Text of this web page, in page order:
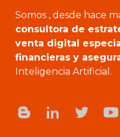
Somos , desde hace
consultora de
venta digital
financieras y
Inteligencia Artificial.